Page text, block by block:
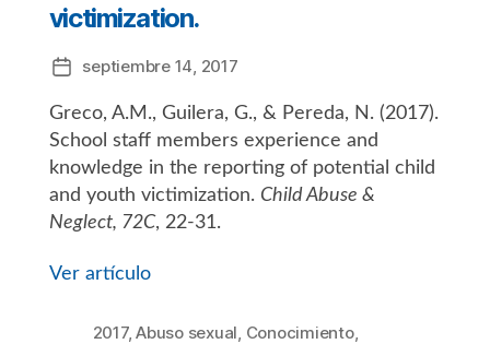
victimization.
Fecha
la
entrada
septiembre 14, 2017
Greco, A.M., Guilera, G., & Pereda, N. (2017).
School staff members experience and
knowledge in the reporting of potential child
and youth victimization. Child Abuse &
Neglect, 72C, 22-31.
Ver artículo
2017,Abuso sexual, Conocimiento,